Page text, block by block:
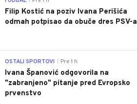
Filip Kostić na poziv Ivana Perišića
odmah potpisao da obuče dres PSV-a
OSTALI SPORTOVI Pre 1 h
Ivana Španović odgovorila na
"zabranjeno" pitanje pred Evropsko
prvenstvo